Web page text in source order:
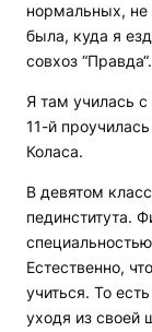
нормальных,
была, куда я
совхоз “Правда“.
Я там училась с
11-й
Коласа.
В девятом
пединститута.
Естественно,
учиться. То
уходя из своей